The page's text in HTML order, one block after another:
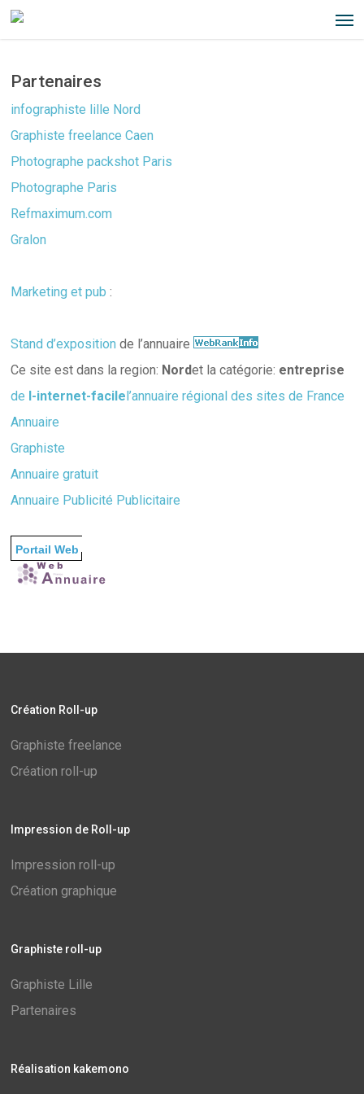
Skip
content
Partenaires
infographiste lille Nord
Graphiste freelance Caen
Photographe packshot Paris
Photographe Paris
Refmaximum.com
Gralon
Marketing et pub :
Stand d’exposition de l’annuaire
Ce site est dans la region: Nordet la catégorie: entreprise
de l-internet-facilel’annuaire régional des sites de France
Annuaire
Graphiste
Annuaire gratuit
Annuaire Publicité Publicitaire
Portail Web
Infographie
Création Roll-up
Graphiste freelance
Création roll-up
Impression de Roll-up
Impression roll-up
Création graphique
Graphiste roll-up
Graphiste Lille
Partenaires
Réalisation kakemono